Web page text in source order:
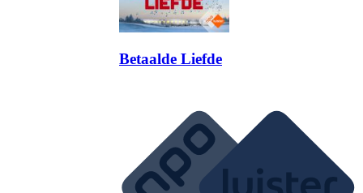
Betaalde Liefde